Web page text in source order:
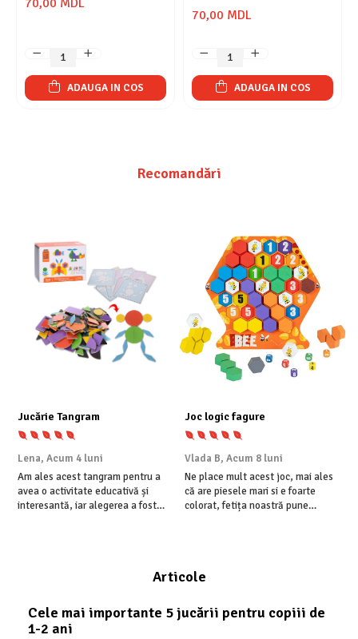
70,00 MDL
ADAUGA IN COS
70,00 MDL
ADAUGA IN COS
Recomandări
Jucărie Tangram
Lena, Acum 4 luni
Am ales acest tangram pentru a
avea o activitate educativă și
interesantă, iar alegerea a fost
Joc logic fagure
Vlada B, Acum 8 luni
Ne place mult acest joc, mai ales
că are piesele mari si e foarte
colorat, fetița noastră pune
Articole
Cele mai importante 5 jucării pentru copiii de
1-2 ani